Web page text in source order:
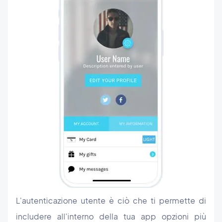
L'autenticazione utente è ciò che ti permette di
includere all'interno della tua app opzioni più